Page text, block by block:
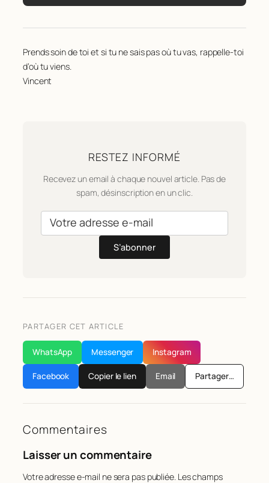
Prends soin de toi et si tu ne sais pas où tu vas, rappelle-toi
d’où tu viens.
Vincent
RESTEZ INFORMÉ
Recevez un email à chaque nouvel article. Pas de
spam, désinscription en un clic.
S’abonner
PARTAGER CET ARTICLE
WhatsApp Messenger Instagram
Facebook Copier le lien Email Partager…
Commentaires
Laisser un commentaire
Votre adresse e-mail ne sera pas publiée. Les champs